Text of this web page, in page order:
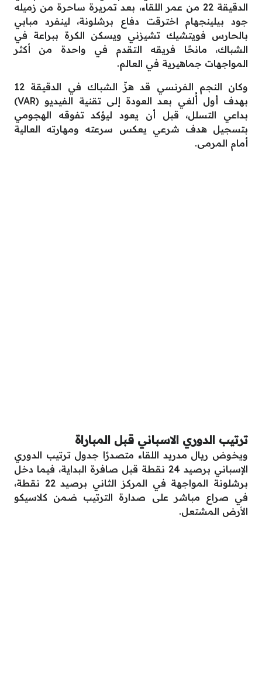
الدقيقة 22 من عمر اللقاء، بعد تمريرة ساحرة من زميله
جود بيلينجهام اخترقت دفاع برشلونة، لينفرد مبابي
بالحارس فويتشيك تشيزني ويسكن الكرة ببراعة في
الشباك، مانحًا فريقه التقدم في واحدة من أكثر
المواجهات جماهيرية في العالم.
وكان النجم الفرنسي قد هزّ الشباك في الدقيقة 12
بهدف أول أُلغي بعد العودة إلى تقنية الفيديو (VAR)
بداعي التسلل، قبل أن يعود ليؤكد تفوقه الهجومي
بتسجيل هدف شرعي يعكس سرعته ومهارته العالية
أمام المرمى.
ترتيب الدوري الاسباني قبل المباراة
ويخوض ريال مدريد اللقاء متصدرًا جدول ترتيب الدوري
الإسباني برصيد 24 نقطة قبل صافرة البداية، فيما دخل
برشلونة المواجهة في المركز الثاني برصيد 22 نقطة،
في صراع مباشر على صدارة الترتيب ضمن كلاسيكو
الأرض المشتعل.